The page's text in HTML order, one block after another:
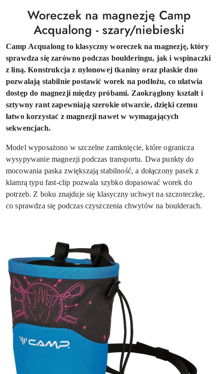
Woreczek na magnezję Camp
Acqualong - szary/niebieski
Camp Acqualong to klasyczny woreczek na magnezję, który
sprawdza się zarówno podczas boulderingu, jak i wspinaczki
z liną. Konstrukcja z nylonowej tkaniny oraz płaskie dno
pozwalają stabilnie postawić worek na podłożu, co ułatwia
dostęp do magnezji między próbami. Zaokrąglony kształt i
sztywny rant zapewniają szerokie otwarcie, dzięki czemu
łatwo korzystać z magnezji nawet w wymagających
sekwencjach.
Model wyposażono w szczelne zamknięcie, które ogranicza
wysypywanie magnezji podczas transportu. Dwa punkty do
mocowania paska zwiększają stabilność, a dołączony pasek z
klamrą typu fast-clip pozwala szybko dopasować worek do
potrzeb. Z boku znajduje się klasyczny uchwyt na szczoteczkę,
co sprawdza się podczas czyszczenia chwytów na boulderach.